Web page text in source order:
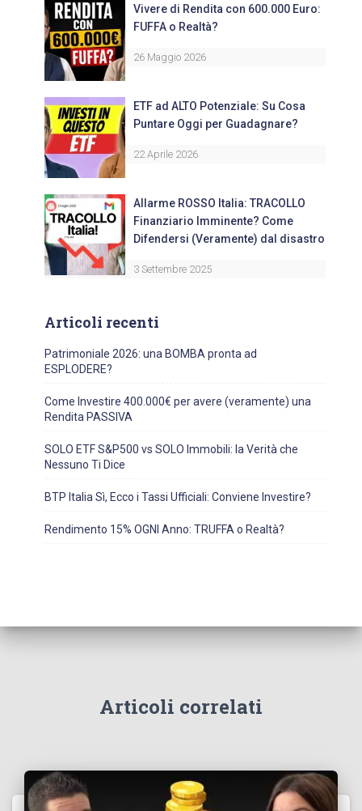
Vivere di Rendita con 600.000 Euro:
FUFFA o Realtà?
26 Maggio 2026
ETF ad ALTO Potenziale: Su Cosa
Puntare Oggi per Guadagnare?
22 Aprile 2026
Allarme ROSSO Italia: TRACOLLO
Finanziario Imminente? Come
Difendersi (Veramente) dal disastro
3 Settembre 2025
Articoli recenti
Patrimoniale 2026: una BOMBA pronta ad
ESPLODERE?
Come Investire 400.000€ per avere (veramente) una
Rendita PASSIVA
SOLO ETF S&P500 vs SOLO Immobili: la Verità che
Nessuno Ti Dice
BTP Italia Sì, Ecco i Tassi Ufficiali: Conviene Investire?
Rendimento 15% OGNI Anno: TRUFFA o Realtà?
Articoli correlati